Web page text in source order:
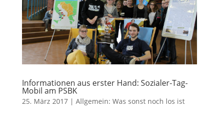
Informationen aus erster Hand: Sozialer-Tag-
Mobil am PSBK
25. März 2017| Allgemein: Was sonst noch los ist